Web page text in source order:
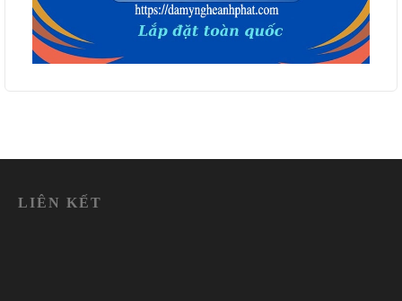
LIÊN KẾT